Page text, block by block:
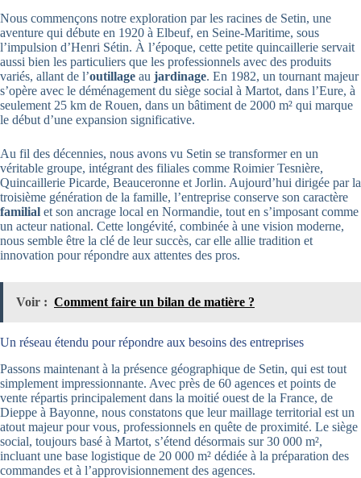
Nous commençons notre exploration par les racines de Setin, une
aventure qui débute en 1920 à Elbeuf, en Seine-Maritime, sous
l’impulsion d’Henri Sétin. À l’époque, cette petite quincaillerie servait
aussi bien les particuliers que les professionnels avec des produits
variés, allant de l’outillage au jardinage. En 1982, un tournant majeur
s’opère avec le déménagement du siège social à Martot, dans l’Eure, à
seulement 25 km de Rouen, dans un bâtiment de 2000 m² qui marque
le début d’une expansion significative.
Au fil des décennies, nous avons vu Setin se transformer en un
véritable groupe, intégrant des filiales comme Roimier Tesnière,
Quincaillerie Picarde, Beauceronne et Jorlin. Aujourd’hui dirigée par la
troisième génération de la famille, l’entreprise conserve son caractère
familial et son ancrage local en Normandie, tout en s’imposant comme
un acteur national. Cette longévité, combinée à une vision moderne,
nous semble être la clé de leur succès, car elle allie tradition et
innovation pour répondre aux attentes des pros.
Voir : Comment faire un bilan de matière ?
Un réseau étendu pour répondre aux besoins des entreprises
Passons maintenant à la présence géographique de Setin, qui est tout
simplement impressionnante. Avec près de 60 agences et points de
vente répartis principalement dans la moitié ouest de la France, de
Dieppe à Bayonne, nous constatons que leur maillage territorial est un
atout majeur pour vous, professionnels en quête de proximité. Le siège
social, toujours basé à Martot, s’étend désormais sur 30 000 m²,
incluant une base logistique de 20 000 m² dédiée à la préparation des
commandes et à l’approvisionnement des agences.